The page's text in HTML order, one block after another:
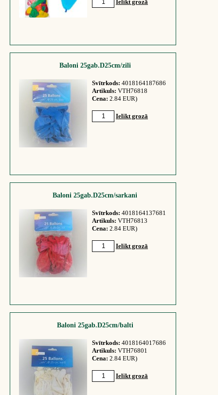
Ielikt grozā
Baloni 25gab.D25cm/zili
Svītrkods: 4018164187686
Artikuls: VTH76818
Cena: 2.84 EUR)
Ielikt grozā
Baloni 25gab.D25cm/sarkani
Svītrkods: 4018164137681
Artikuls: VTH76813
Cena: 2.84 EUR)
Ielikt grozā
Baloni 25gab.D25cm/balti
Svītrkods: 4018164017686
Artikuls: VTH76801
Cena: 2.84 EUR)
Ielikt grozā